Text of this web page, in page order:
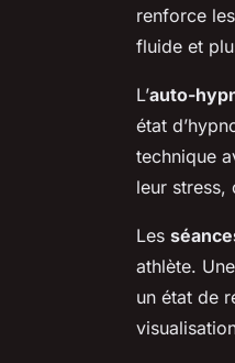
renforce
fluide et
L’auto-
état
technique
leur stress,
Les
athlète. Une
un état de